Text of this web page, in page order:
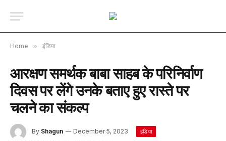
Home » इंडिया
आरक्षण समर्थक बाबा साहब के परिनिर्वाण
दिवस पर लेंगे उनके बताए हुए रास्ते पर
चलने का संकल्प
By Shagun December 5, 2023 इंडिया